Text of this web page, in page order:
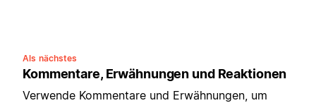
Als nächstes
Kommentare, Erwähnungen und Reaktionen
Verwende Kommentare und Erwähnungen, um